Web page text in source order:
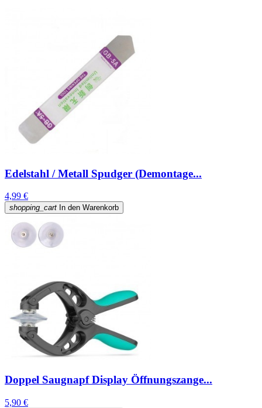
Edelstahl / Metall Spudger (Demontage...
4,99 €
shopping_cart In den Warenkorb
Doppel Saugnapf Display Öffnungszange...
5,90 €